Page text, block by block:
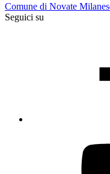
Comune di Novate
Seguici su